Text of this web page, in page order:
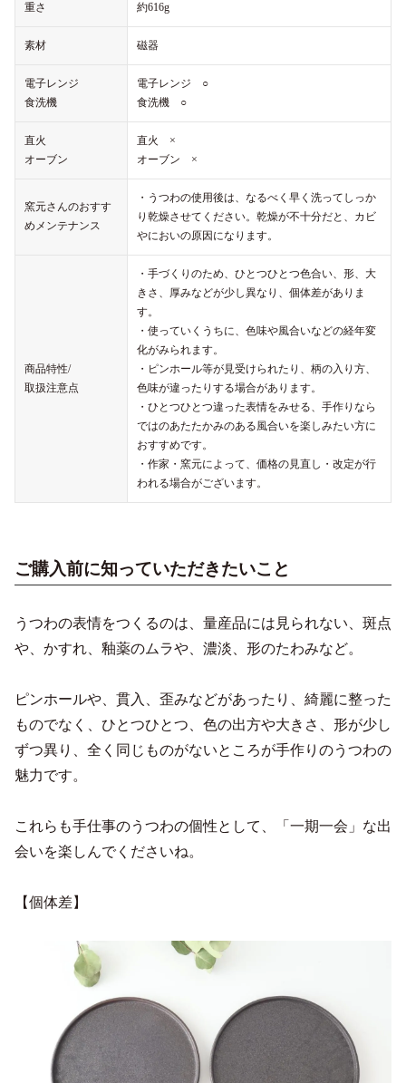
重さ 約616g
素材 磁器
電子レンジ
食洗機
電子レンジ ○
食洗機 ○
直火
オーブン
直火 ×
オーブン ×
窯元さんのおすす
めメンテナンス
・うつわの使用後は、なるべく早く洗ってしっか
り乾燥させてください。乾燥が不十分だと、カビ
やにおいの原因になります。
商品特性/
取扱注意点
・手づくりのため、ひとつひとつ色合い、形、大
きさ、厚みなどが少し異なり、個体差がありま
す。
・使っていくうちに、色味や風合いなどの経年変
化がみられます。
・ピンホール等が見受けられたり、柄の入り方、
色味が違ったりする場合があります。
・ひとつひとつ違った表情をみせる、手作りなら
ではのあたたかみのある風合いを楽しみたい方に
おすすめです。
・作家・窯元によって、価格の見直し・改定が行
われる場合がございます。
ご購入前に知っていただきたいこと
うつわの表情をつくるのは、量産品には見られない、斑点
や、かすれ、釉薬のムラや、濃淡、形のたわみなど。
ピンホールや、貫入、歪みなどがあったり、綺麗に整った
ものでなく、ひとつひとつ、色の出方や大きさ、形が少し
ずつ異り、全く同じものがないところが手作りのうつわの
魅力です。
これらも手仕事のうつわの個性として、「一期一会」な出
会いを楽しんでくださいね。
【個体差】